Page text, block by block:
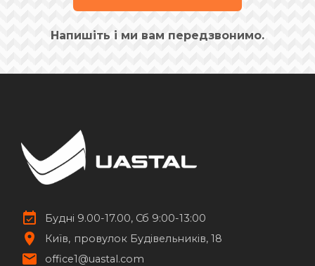
Напишіть і ми вам передзвонимо.
Будні 9.00-17.00, Сб 9:00-13:00
Київ
провулок Будівельників, 18
office1@uastal.com